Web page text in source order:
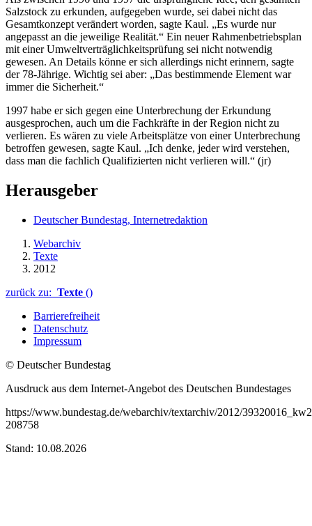
Salzstock zu erkunden, aufgegeben wurde, sei dabei nicht das
Gesamtkonzept verändert worden, sagte Kaul. „Es wurde nur
angepasst an die jeweilige Realität.“ Ein neuer Rahmenbetriebsplan
mit einer Umweltverträglichkeitsprüfung sei nicht notwendig
gewesen. An Details könne er sich allerdings nicht erinnern, sagte
der 78-Jährige. Wichtig sei aber: „Das bestimmende Element war
immer die Sicherheit.“
1997 habe er sich gegen eine Unterbrechung der Erkundung
ausgesprochen, auch um die Fachkräfte in der Region nicht zu
verlieren. Es wären zu viele Arbeitsplätze von einer Unterbrechung
betroffen gewesen, sagte Kaul. „Ich denke, jeder wird verstehen,
dass man die fachlich Qualifizierten nicht verlieren will.“ (jr)
Herausgeber
Deutscher Bundestag, Internetredaktion
Webarchiv
Texte
2012
zurück zu: Texte ()
Barrierefreiheit
Datenschutz
Impressum
© Deutscher Bundestag
Ausdruck aus dem Internet-Angebot des Deutschen Bundestages
https://www.bundestag.de/webarchiv/textarchiv/2012/
208758
Stand: 10.08.2026